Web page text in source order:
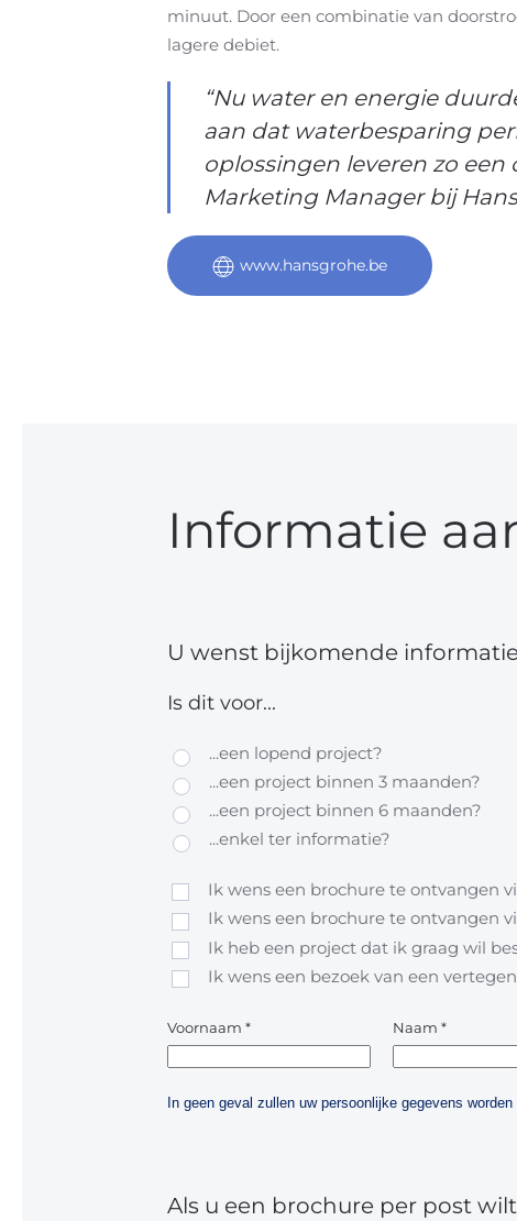
minuut. Door een combinatie van
lagere debiet.
“Nu water en energie
aan dat waterbesparing
oplossingen leveren zo een
Marketing Manager bij
www.hansgrohe.be
Informatie
U wenst bijkomende
Is dit voor...
...een lopend project?
...een project binnen 3 maanden?
...een project binnen 6 maanden?
...enkel ter informatie?
Ik wens een brochure te ontvangen
Ik wens een brochure te ontvangen
Ik heb een project dat ik graag wil
Ik wens een bezoek van een
Voornaam * Naam *
In geen geval zullen uw persoonlijke gegevens
Als u een brochure per post